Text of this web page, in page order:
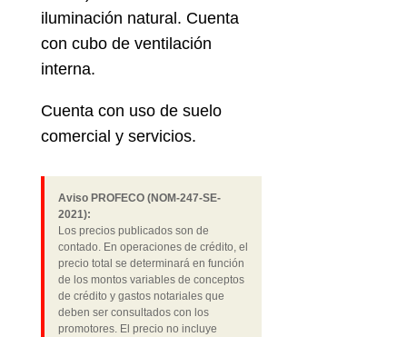
iluminación natural. Cuenta
con cubo de ventilación
interna.
Cuenta con uso de suelo
comercial y servicios.
Aviso PROFECO (NOM-247-SE-
2021):
Los precios publicados son de
contado. En operaciones de crédito, el
precio total se determinará en función
de los montos variables de conceptos
de crédito y gastos notariales que
deben ser consultados con los
promotores. El precio no incluye